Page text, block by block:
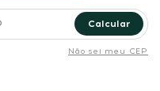
Calcular
Não sei meu CEP